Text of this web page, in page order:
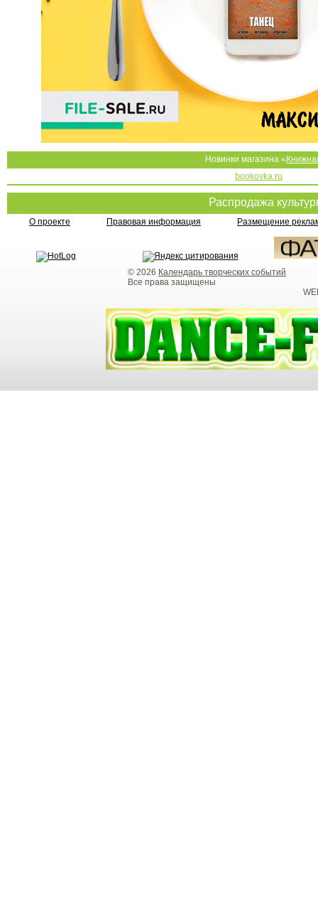
Новинки магазина «
bookovka.ru
Распродажа
О проекте Правовая информация Размещение
© 2026 Календарь творческих событий
Все права защищены